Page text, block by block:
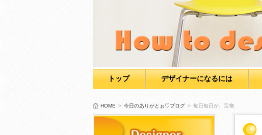
トップ デザイナーになるには
HOME > 今日のありがとぉ♡ブログ > 毎日毎日が、宝物